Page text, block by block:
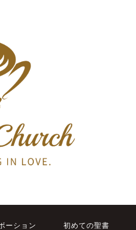
ーション 初めての聖書